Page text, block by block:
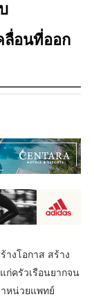
ลื่อนที่ออก
งโอกาส สร้าง
ครัวเรือนยากจน
หน่วยแพทย์